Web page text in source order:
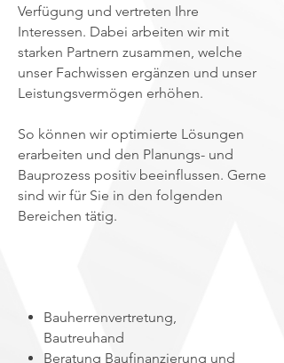
Verfügung und vertreten Ihre
Interessen. Dabei arbeiten wir mit
starken Partnern zusammen, welche
unser Fachwissen ergänzen und unser
Leistungsvermögen erhöhen.
So können wir optimierte Lösungen
erarbeiten und den Planungs- und
Bauprozess positiv beeinflussen. Gerne
sind wir für Sie in den folgenden
Bereichen tätig.
​​Bauherrenvertretung,
Bautreuhand
Beratung Baufinanzierung und